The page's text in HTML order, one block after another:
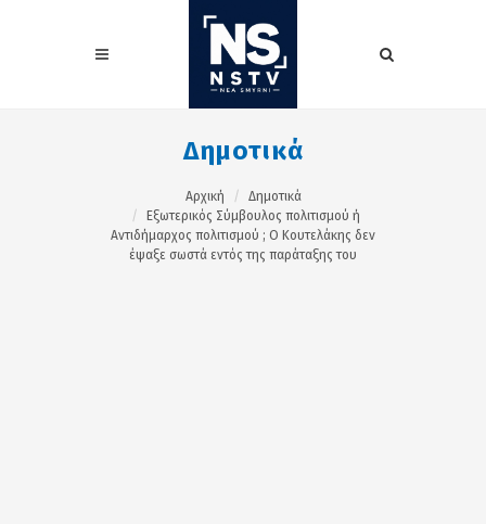
Δημοτικά
Αρχική
Δημοτικά
Εξωτερικός Σύμβουλος πολιτισμού ή
Αντιδήμαρχος πολιτισμού ; Ο Κουτελάκης δεν
έψαξε σωστά εντός της παράταξης του